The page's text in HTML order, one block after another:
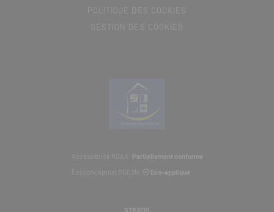
POLITIQUE DES COOKIES
GESTION DES COOKIES
Accessibilité RGAA
Partiellement conforme
Écoconception RGESN
Eco-appliqué
STRATIS